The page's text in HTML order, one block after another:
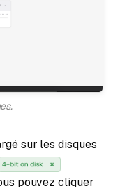
sur les disques
pouvez cliquer